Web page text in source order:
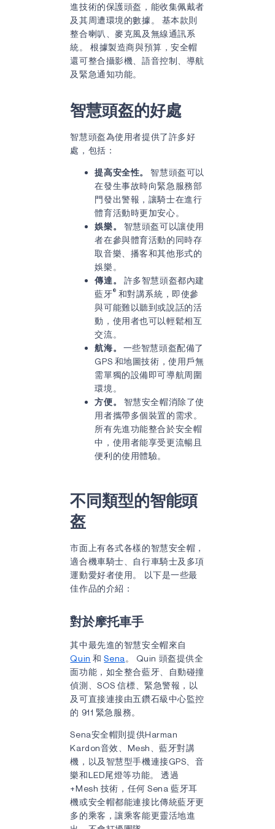
進技術的保護頭盔，能收集佩戴者
及其周遭環境的數據。 基本款則
整合喇叭、麥克風及無線通訊系
統。 根據製造商與預算，安全帽
還可整合攝影機、語音控制、導航
及緊急通知功能。
智慧頭盔的好處
智慧頭盔為使用者提供了許多好
處，包括：
提高安全性。
智慧頭盔可以
在發生事故時向緊急服務部
門發出警報，讓騎士在進行
體育活動時更加安心。
娛樂。
智慧頭盔可以讓使用
者在參與體育活動的同時存
取音樂、播客和其他形式的
娛樂。
傳達。
許多智慧頭盔都內建
藍牙® 和對講系統，即使參
與可能難以聽到或說話的活
動，使用者也可以輕鬆相互
交流。
航海。 一些智慧頭盔配備了
GPS 和地圖技術，使用戶無
需單獨的設備即可導航周圍
環境。
方便。
智慧安全帽消除了使
用者攜帶多個裝置的需求。
所有先進功能整合於安全帽
中，使用者能享受更流暢且
便利的使用體驗。
不同類型的智能頭
盔
市面上有各式各樣的智慧安全帽，
適合機車騎士、自行車騎士及多項
運動愛好者使用。 以下是一些最
佳作品的介紹：
對於摩托車手
其中最先進的智慧安全帽來自
Quin 和Sena 。 Quin 頭盔提供全
面功能，如全整合藍牙、自動碰撞
偵測、SOS 信標、緊急警報，以
及可直接連接由五鑽石級中心監控
的 911 緊急服務。
Sena安全帽則提供Harman
Kardon音效、Mesh、藍牙對講
機，以及智慧型手機連接GPS、音
樂和LED尾燈等功能。 透過
+Mesh 技術，任何 Sena 藍牙耳
機或安全帽都能連接比傳統藍牙更
多的乘客，讓乘客能更靈活地進